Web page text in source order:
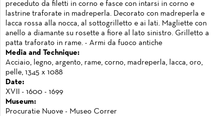
preceduto da filetti in corno e fasce con intarsi in corno e
lastrine traforate in madreperla. Decorato con madreperla e
lacca rossa alla nocca, al sottogrilletto e ai lati. Magliette con
anello a diamante su rosette a fiore al lato sinistro. Grilletto a
patta traforato in rame. - Armi da fuoco antiche
Media and Technique:
Acciaio, legno, argento, rame, corno, madreperla, lacca, oro,
pelle, 1345 x 1088
Date:
XVII - 1600 - 1699
Museum:
Procuratie Nuove - Museo Correr